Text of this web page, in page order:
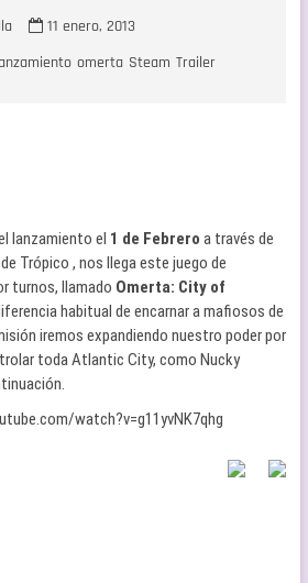
11 enero, 2013
omerta Steam Trailer
lanzamiento el 1 de Febrero a través de
Trópico , nos llega este juego de
turnos, llamado Omerta: City of
habitual de encarnar a mafiosos de
iremos expandiendo nuestro poder por
toda Atlantic City, como Nucky
watch?v=g11yvNK7qhg